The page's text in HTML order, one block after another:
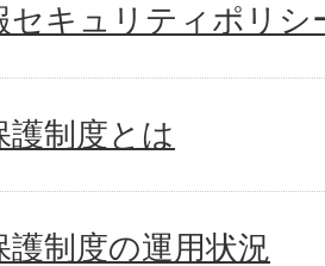
セキュリティポリシ
護制度とは
護制度の運用状況